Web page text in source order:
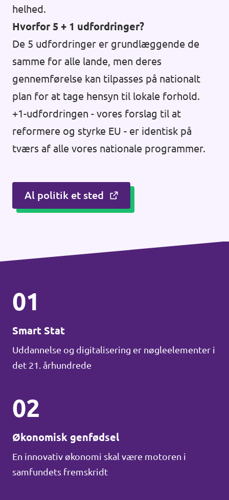
helhed.
Hvorfor 5 + 1 udfordringer?
De 5 udfordringer er grundlæggende de
samme for alle lande, men deres
gennemførelse kan tilpasses på nationalt
plan for at tage hensyn til lokale forhold.
+1-udfordringen - vores forslag til at
reformere og styrke EU - er identisk på
tværs af alle vores nationale programmer.
Al politik et sted
01
Smart Stat
Uddannelse og digitalisering er nøgleelementer i
det 21. århundrede
02
Økonomisk genfødsel
En innovativ økonomi skal være motoren i
samfundets fremskridt